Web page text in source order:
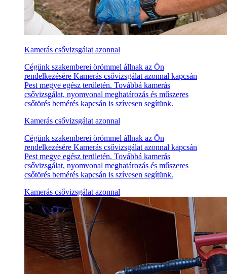
Kamerás csővizsgálat azonnal
Cégünk szakemberei örömmel állnak az Ön
rendelkezésére Kamerás csővizsgálat azonnal kapcsán
Pest megye egész területén. Továbbá kamerás
csővizsgálat, nyomvonal meghatározás és műszeres
csőtörés bemérés kapcsán is szívesen segítünk.
Kamerás csővizsgálat azonnal
Cégünk szakemberei örömmel állnak az Ön
rendelkezésére Kamerás csővizsgálat azonnal kapcsán
Pest megye egész területén. Továbbá kamerás
csővizsgálat, nyomvonal meghatározás és műszeres
csőtörés bemérés kapcsán is szívesen segítünk.
Kamerás csővizsgálat azonnal